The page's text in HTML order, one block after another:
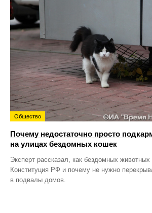
Общество
Почему недостаточно просто
на улицах бездомных кошек
Эксперт рассказал, как бездомных
Конституция РФ и почему не нужно
в подвалы домов.